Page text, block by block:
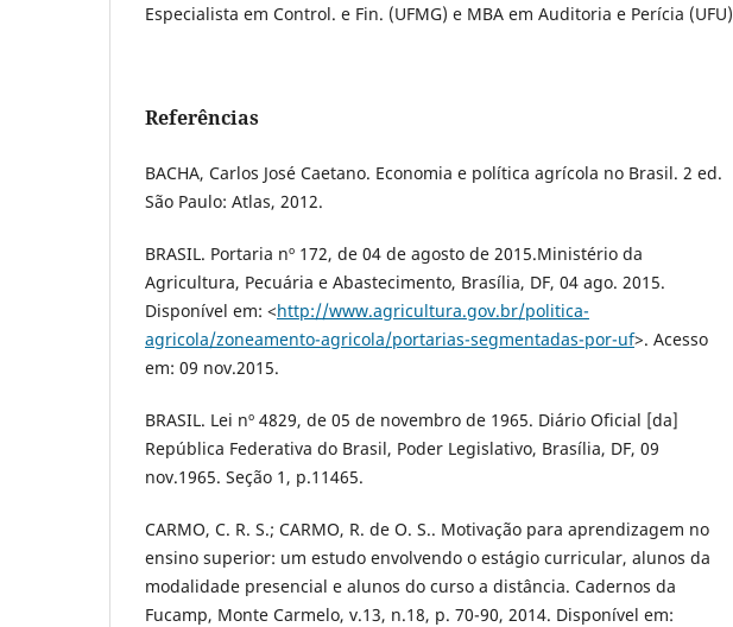
Especialista em Control. e Fin. (UFMG) e MBA em Auditoria e Perícia (UFU)
Referências
BACHA, Carlos José Caetano. Economia e política agrícola no Brasil. 2 ed.
São Paulo: Atlas, 2012.
BRASIL. Portaria nº 172, de 04 de agosto de 2015.Ministério da
Agricultura, Pecuária e Abastecimento, Brasília, DF, 04 ago. 2015.
Disponível em: <http://www.agricultura.gov.br/politica-
agricola/zoneamento-agricola/portarias-segmentadas-por-uf>. Acesso
em: 09 nov.2015.
BRASIL. Lei nº 4829, de 05 de novembro de 1965. Diário Oficial [da]
República Federativa do Brasil, Poder Legislativo, Brasília, DF, 09
nov.1965. Seção 1, p.11465.
CARMO, C. R. S.; CARMO, R. de O. S.. Motivação para aprendizagem no
ensino superior: um estudo envolvendo o estágio curricular, alunos da
modalidade presencial e alunos do curso a distância. Cadernos da
Fucamp, Monte Carmelo, v.13, n.18, p. 70-90, 2014. Disponível em: